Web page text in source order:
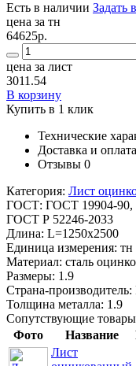
Есть в наличии Задать
цена за тн
64625р.
цена за лист
3011.54
В корзину
Купить в 1 клик
Технические
Доставка и оплата
Отзывы 0
Категория: Лист
ГОСТ: ГОСТ 19904-
ГОСТ Р 52246-2033
Длина: L=1250x2500
Единица измерения: тн
Материал: сталь
Размеры: 1.9
Страна-производитель:
Толщина металла: 1.9
Сопутствующие товары
Фото
Название
Лист